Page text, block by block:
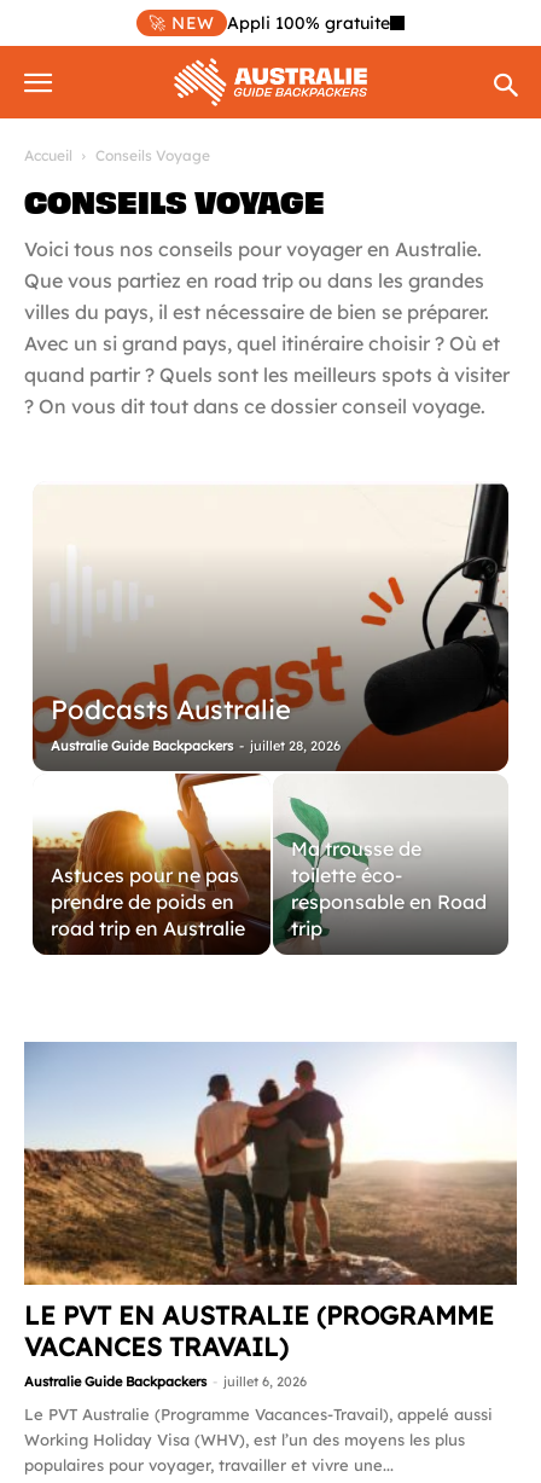
🚀 NEW Appli 100% gratuite
Accueil Conseils Voyage
CONSEILS VOYAGE
Voici tous nos conseils pour voyager en Australie.
Que vous partiez en road trip ou dans les grandes
villes du pays, il est nécessaire de bien se préparer.
Avec un si grand pays, quel itinéraire choisir ? Où et
quand partir ? Quels sont les meilleurs spots à visiter
? On vous dit tout dans ce dossier conseil voyage.
Podcasts Australie
Australie Guide Backpackers - juillet 28, 2026
Astuces pour ne pas
prendre de poids en
road trip en Australie
Ma trousse de
toilette éco-
responsable en Road
trip
LE PVT EN AUSTRALIE (PROGRAMME
VACANCES TRAVAIL)
Australie Guide Backpackers - juillet 6, 2026
Le PVT Australie (Programme Vacances-Travail), appelé aussi
Working Holiday Visa (WHV), est l’un des moyens les plus
populaires pour voyager, travailler et vivre une...